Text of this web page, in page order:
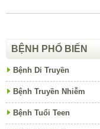
BỆNH PHỔ BIẾN
Bệnh Di Truyền
Bệnh Truyền Nhiễm
Bệnh Tuổi Teen